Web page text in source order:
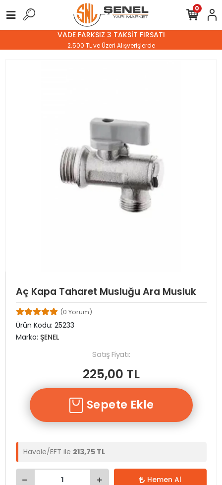
VADE FARKSIZ 3 TAKSİT FIRSATI
2.500 TL ve Üzeri Alışverişlerde
0
Aç Kapa Taharet Musluğu Ara Musluk
(0 Yorum)
Ürün Kodu: 25233
Marka: ŞENEL
Satış Fiyatı:
225,00 TL
Sepete Ekle
Havale/EFT ile 213,75 TL
Hemen Al